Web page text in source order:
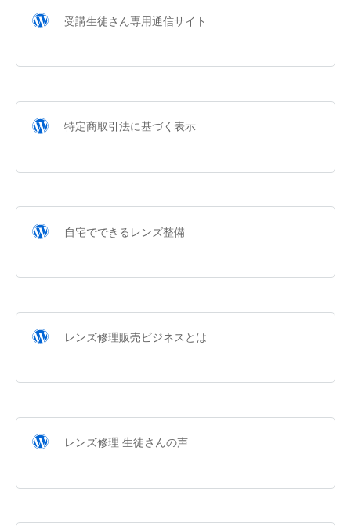
受講生徒さん専用通信サイト
特定商取引法に基づく表示
自宅でできるレンズ整備
レンズ修理販売ビジネスとは
レンズ修理 生徒さんの声